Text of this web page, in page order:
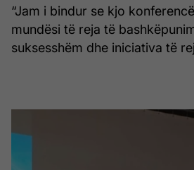
“Jam i bindur se kjo
mundësi të reja të
suksesshëm dhe iniciativa të